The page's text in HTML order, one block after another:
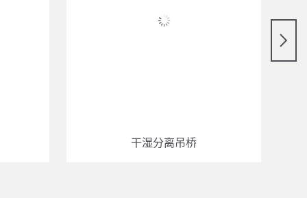
干湿分离吊桥